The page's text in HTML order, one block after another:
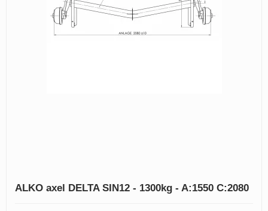
ALKO axel DELTA SIN12 - 1300kg - A:1550 C:2080